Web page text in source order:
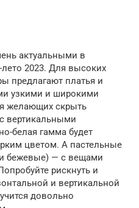
актуальными в
2023. Для высоких
предлагают платья и
узкими и широкими
желающих скрыть
вертикальными
белая гамма будет
цветом. А пастельные
бежевые) — с вещами
рискнуть и
и вертикальной
довольно